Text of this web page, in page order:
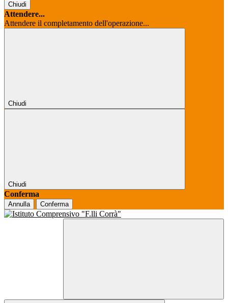
Chiudi
Attendere...
Attendere il completamento dell'operazione...
Chiudi
Chiudi
Conferma
Annulla Conferma